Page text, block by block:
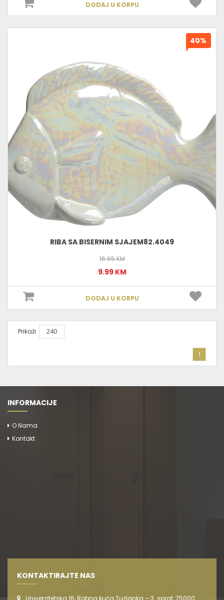
DODAJ U KORPU
RIBA SA BISERNIM SJAJEM82.4049
16.65 KM
9.99 KM
DODAJ U KORPU
40%
Prikaži
1
INFORMACIJE
O Nama
Kontakt
KONTAKTIRAJTE NAS
Univerzitetska 16, Robna kuća Tuzlanka – 3. sprat, 75000